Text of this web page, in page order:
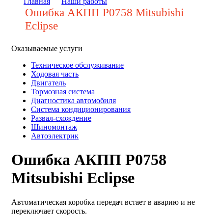
Ошибка АКПП P0758 Mitsubishi
Eclipse
Оказываемые услуги
Техническое обслуживание
Ходовая часть
Двигатель
Тормозная система
Диагностика автомобиля
Система кондиционирования
Развал-схождение
Шиномонтаж
Автоэлектрик
Ошибка АКПП P0758
Mitsubishi Eclipse
Автоматическая коробка передач встает в аварию и не
переключает скорость.